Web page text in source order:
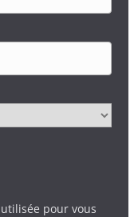
pour vous